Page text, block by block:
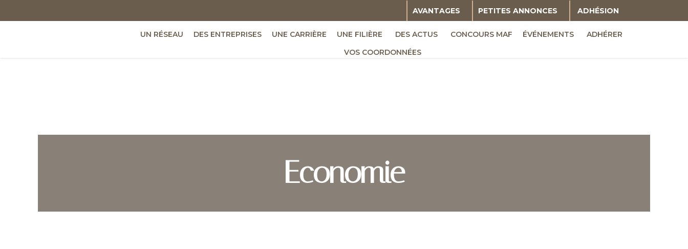
AVANTAGES PETITES ANNONCES ADHÉSION
UN RÉSEAU DES ENTREPRISES UNE CARRIÈRE UNE FILIÈRE DES ACTUS CONCOURS MAF ÉVÉNEMENTS
ADHÉRER
VOS COORDONNÉES
Economie